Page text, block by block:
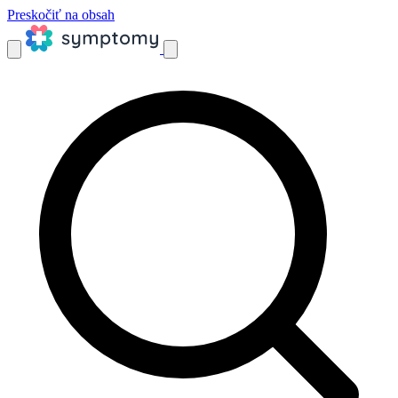
Preskočiť na obsah